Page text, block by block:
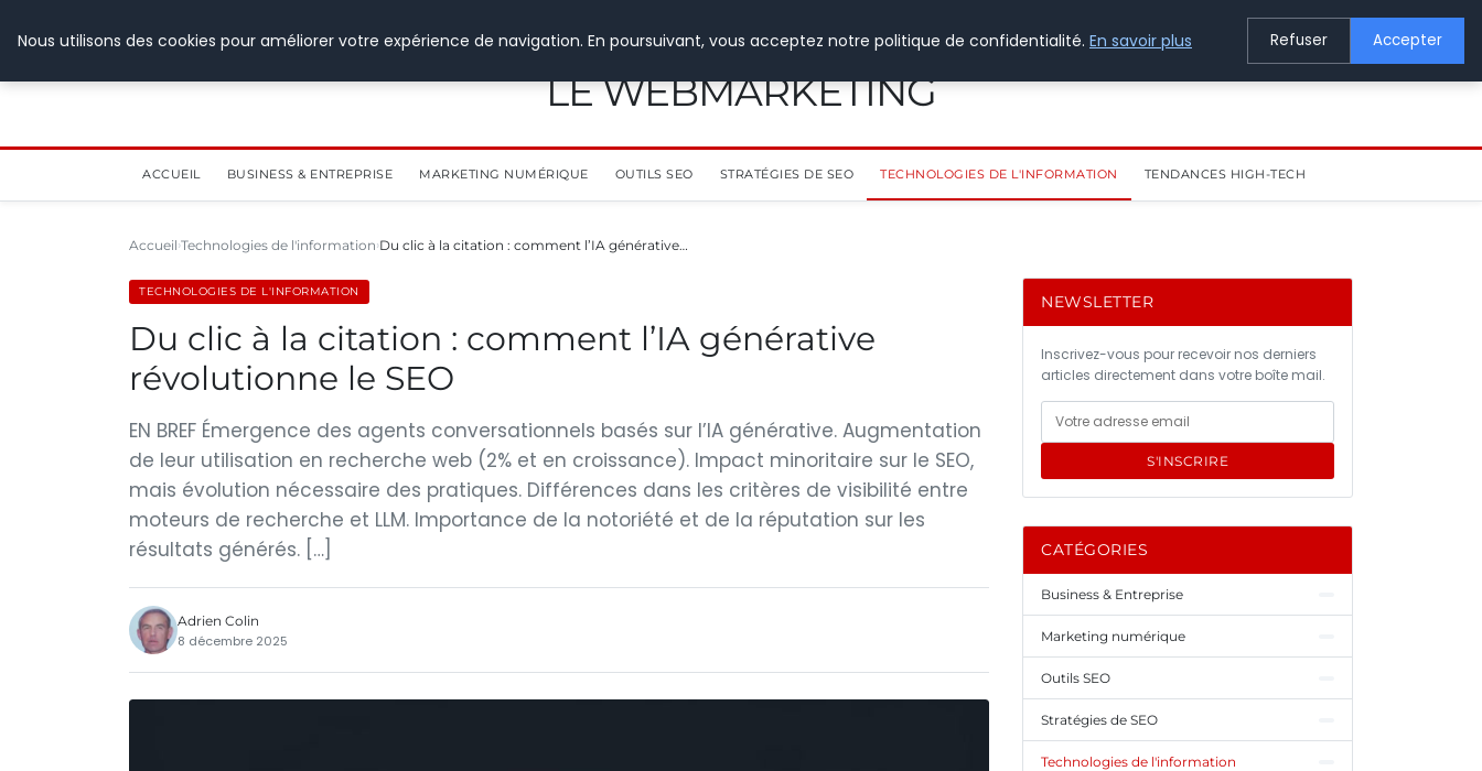
LE WEBMARKETING
ACCUEIL BUSINESS & ENTREPRISE MARKETING NUMÉRIQUE OUTILS SEO STRATÉGIES DE SEO TECHNOLOGIES DE L'INFORMATION TENDANCES HIGH-TECH
Accueil Technologies de l'information Du clic à la citation : comment l’IA générative…
TECHNOLOGIES DE L'INFORMATION
Du clic à la citation : comment l’IA générative
révolutionne le SEO
EN BREF Émergence des agents conversationnels basés sur l’IA générative. Augmentation
de leur utilisation en recherche web (2% et en croissance). Impact minoritaire sur le SEO,
mais évolution nécessaire des pratiques. Différences dans les critères de visibilité entre
moteurs de recherche et LLM. Importance de la notoriété et de la réputation sur les
résultats générés. […]
Adrien Colin
8 décembre 2025
NEWSLETTER
Inscrivez-vous pour recevoir nos derniers
articles directement dans votre boîte mail.
S'INSCRIRE
CATÉGORIES
Business & Entreprise
Marketing numérique
Outils SEO
Stratégies de SEO
Technologies de l'information
Nous utilisons des cookies pour améliorer votre expérience de navigation. En poursuivant, vous acceptez notre politique de confidentialité. En savoir plus Refuser Accepter